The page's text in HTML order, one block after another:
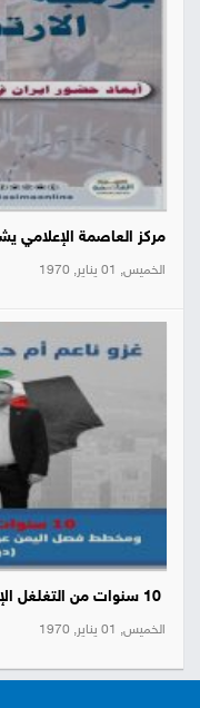
مركز العاصمة الإعلامي
الخميس, 01 يناير, 1970
الخميس, 01 يناير, 1970